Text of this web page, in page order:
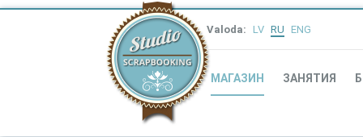
Valoda: LV RU ENG
МАГАЗИН ЗАНЯТИЯ